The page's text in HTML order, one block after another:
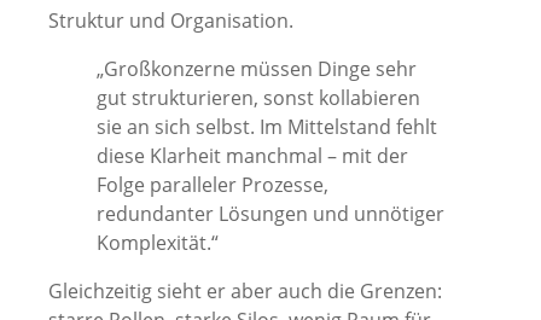
Struktur und Organisation.
„Großkonzerne müssen Dinge sehr
gut strukturieren, sonst kollabieren
sie an sich selbst. Im Mittelstand fehlt
diese Klarheit manchmal – mit der
Folge paralleler Prozesse,
redundanter Lösungen und unnötiger
Komplexität.“
Gleichzeitig sieht er aber auch die Grenzen: